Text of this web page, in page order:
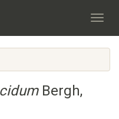
Bergh,